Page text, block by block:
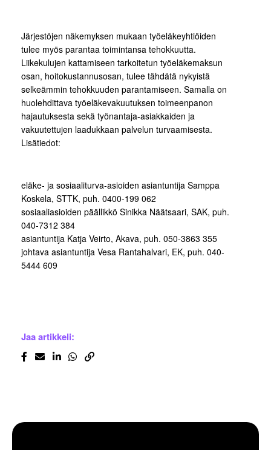
Järjestöjen näkemyksen mukaan työeläkeyhtiöiden
tulee myös parantaa toimintansa tehokkuutta.
Liikekulujen kattamiseen tarkoitetun työeläkemaksun
osan, hoitokustannusosan, tulee tähdätä nykyistä
selkeämmin tehokkuuden parantamiseen. Samalla on
huolehdittava työeläkevakuutuksen toimeenpanon
hajautuksesta sekä työnantaja-asiakkaiden ja
vakuutettujen laadukkaan palvelun turvaamisesta.
Lisätiedot:
eläke- ja sosiaaliturva-asioiden asiantuntija Samppa
Koskela, STTK, puh. 0400-199 062
sosiaaliasioiden päällikkö Sinikka Näätsaari, SAK, puh.
040-7312 384
asiantuntija Katja Veirto, Akava, puh. 050-3863 355
johtava asiantuntija Vesa Rantahalvari, EK, puh. 040-
5444 609
Jaa artikkeli: